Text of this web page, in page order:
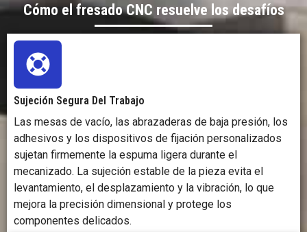
Cómo el fresado CNC resuelve los desafíos
Sujeción Segura Del Trabajo
Las mesas de vacío, las abrazaderas de baja presión, los
adhesivos y los dispositivos de fijación personalizados
sujetan firmemente la espuma ligera durante el
mecanizado. La sujeción estable de la pieza evita el
levantamiento, el desplazamiento y la vibración, lo que
mejora la precisión dimensional y protege los
componentes delicados.